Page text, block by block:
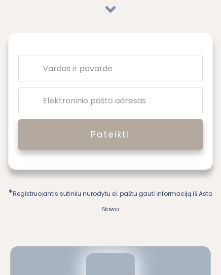
Pateikti
*Registruojantis sutinku nurodytu el. paštu gauti informaciją iš Asta
Nowo